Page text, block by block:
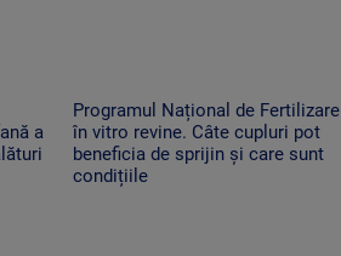
a
Programul Național de Fertilizare
în vitro revine. Câte cupluri pot
beneficia de sprijin și care sunt
condițiile